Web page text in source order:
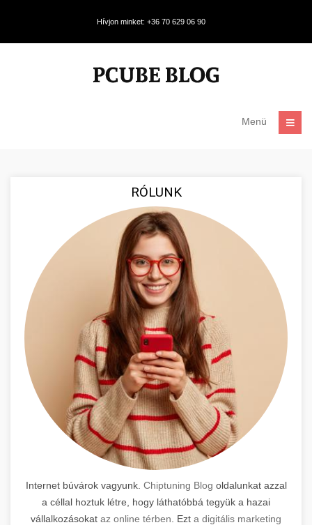
Hívjon minket: +36 70 629 06 90
Menü
RÓLUNK
Internet búvárok vagyunk. Chiptuning Blog oldalunkat azzal
a céllal hoztuk létre, hogy láthatóbbá tegyük a hazai
vállalkozásokat az online térben . Ezt a digitális marketing